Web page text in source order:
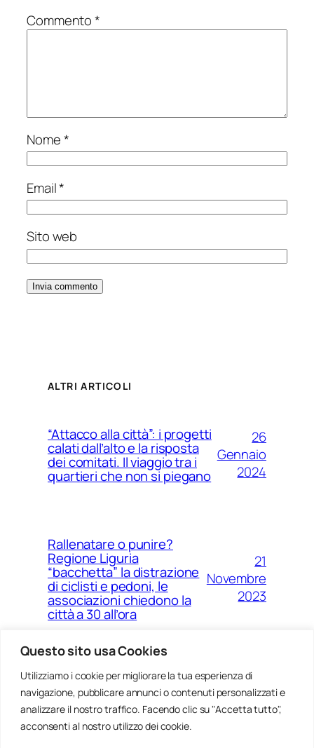
Questo sito usa Cookies
Utilizziamo i cookie per migliorare la tua esperienza di
navigazione, pubblicare annunci o contenuti personalizzati e
analizzare il nostro traffico. Facendo clic su "Accetta tutto",
acconsenti al nostro utilizzo dei cookie.
Commento*
Nome*
Email*
Sito web
ALTRI ARTICOLI
“Attacco alla città”: i progetti
calati dall’alto e la risposta
dei comitati. Il viaggio tra i
quartieri che non si piegano
26
Gennaio
2024
Rallenatare o punire?
Regione Liguria
“bacchetta” la distrazione
di ciclisti e pedoni, le
associazioni chiedono la
città a 30 all’ora
21
Novembre
2023
Ponte Morandi e quell’anno
zero che non è mai arrivato a
Genova
Agosto
2023